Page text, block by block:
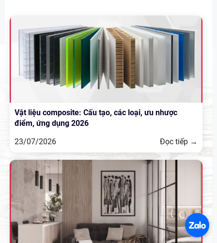
Vật liệu composite: Cấu tạo, các loại, ưu nhược
điểm, ứng dụng 2026
23/07/2026
Đọc tiếp →